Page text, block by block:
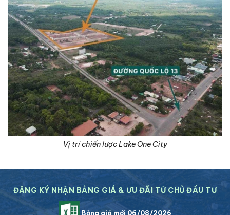
Vị trí chiến lược Lake One City
ĐĂNG KÝ NHẬN BẢNG GIÁ & ƯU ĐÃI TỪ CHỦ ĐẦU TƯ
Bảng giá mới 06/08/2026